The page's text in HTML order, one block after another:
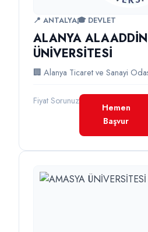
📍 ANTALYA🎓 DEVLET
ALANYA
ÜNİVERSİTESİ
🏢 Alanya Ticaret ve Sanayi
Fiyat Sorunuz
Hemen
Başvur